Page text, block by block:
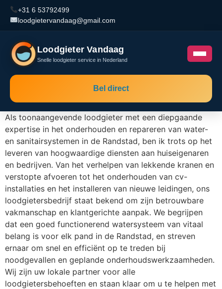
+31 6 53792499
loodgietervandaag@gmail.com
Loodgieter Vandaag
Snelle loodgieter service in Nederland
Bel direct
Als toonaangevende loodgieter met een diepgaande
expertise in het onderhouden en repareren van water-
en sanitairsystemen in de Randstad, ben ik trots op het
leveren van hoogwaardige diensten aan huiseigenaren
en bedrijven. Van het verhelpen van lekkende kranen en
verstopte afvoeren tot het onderhouden van cv-
installaties en het installeren van nieuwe leidingen, ons
loodgietersbedrijf staat bekend om zijn betrouwbare
vakmanschap en klantgerichte aanpak. We begrijpen
dat een goed functionerend watersysteem van vitaal
belang is voor elk pand in de Randstad, en streven
ernaar om snel en efficiënt op te treden bij
noodgevallen en geplande onderhoudswerkzaamheden.
Wij zijn uw lokale partner voor alle
loodgietersbehoeften en staan klaar om u te helpen met